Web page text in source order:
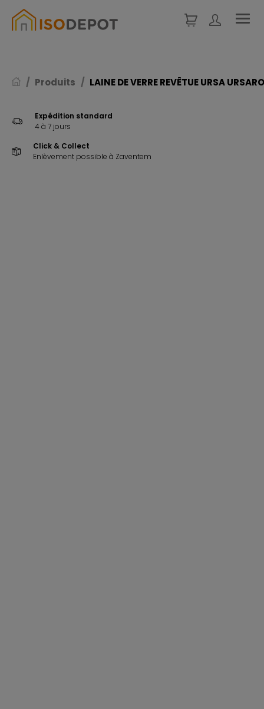
Produits LAINE DE VERRE REVÊTUE URSA
Expédition standard
4 à 7 jours
Click & Collect
Enlèvement possible à Zaventem